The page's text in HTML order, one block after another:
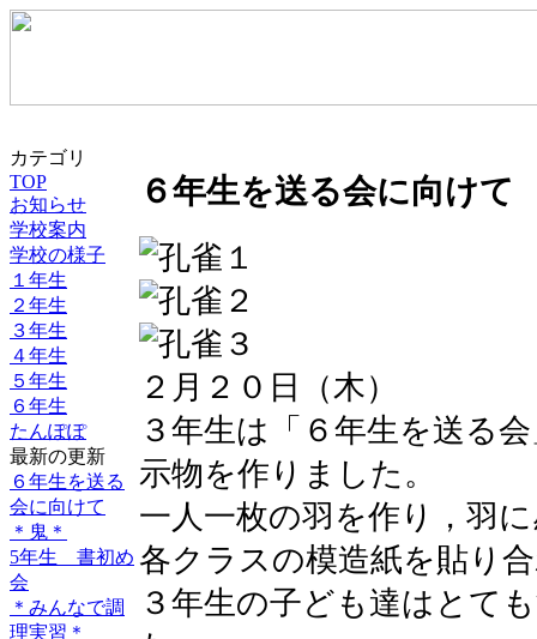
カテゴリ
TOP
お知らせ
学校案内
学校の様子
１年生
２年生
３年生
４年生
５年生
６年生
たんぽぽ
最新の更新
６年生を送る
会に向けて
＊鬼＊
5年生 書初め
会
＊みんなで調
理実習＊
６年生を送る会に向けて
２月２０日（木）
３年生は「６年生を送る
示物を作りました。
一人一枚の羽を作り，羽
各クラスの模造紙を貼り
３年生の子ども達はとて